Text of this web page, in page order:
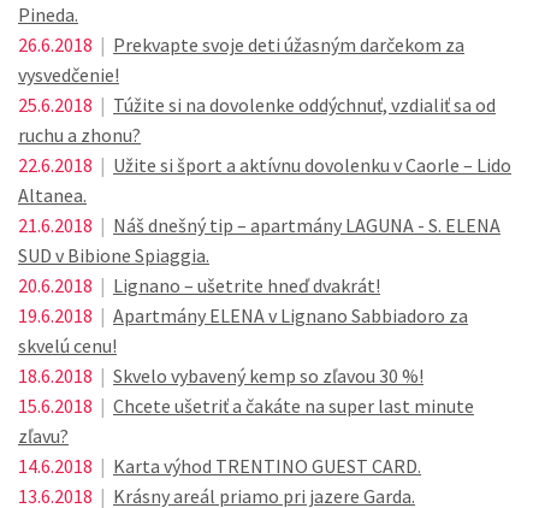
Pineda.
26.6.2018 | Prekvapte svoje deti úžasným darčekom za
vysvedčenie!
25.6.2018 | Túžite si na dovolenke oddýchnuť, vzdialiť sa od
ruchu a zhonu?
22.6.2018 | Užite si šport a aktívnu dovolenku v Caorle – Lido
Altanea.
21.6.2018 | Náš dnešný tip – apartmány LAGUNA - S. ELENA
SUD v Bibione Spiaggia.
20.6.2018 | Lignano – ušetrite hneď dvakrát!
19.6.2018 | Apartmány ELENA v Lignano Sabbiadoro za
skvelú cenu!
18.6.2018 | Skvelo vybavený kemp so zľavou 30 %!
15.6.2018 | Chcete ušetriť a čakáte na super last minute
zľavu?
14.6.2018 | Karta výhod TRENTINO GUEST CARD.
13.6.2018 | Krásny areál priamo pri jazere Garda.